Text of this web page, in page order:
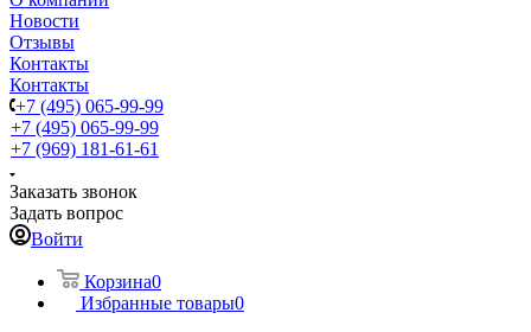
Новости
Отзывы
Контакты
Контакты
+7 (495) 065-99-99
+7 (495) 065-99-99
+7 (969) 181-61-61
Заказать звонок
Задать вопрос
Войти
Корзина0
Избранные товары0